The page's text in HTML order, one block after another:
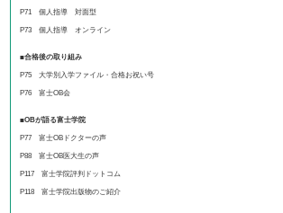
P71 個人指導 対面型
P73 個人指導 オンライン
■合格後の取り組み
P75 大学別入学ファイル・合格お祝い号
P76 富士OB会
■OBが語る富士学院
P77 富士OBドクターの声
P88 富士OB医大生の声
P117 富士学院評判ドットコム
P118 富士学院出版物のご紹介